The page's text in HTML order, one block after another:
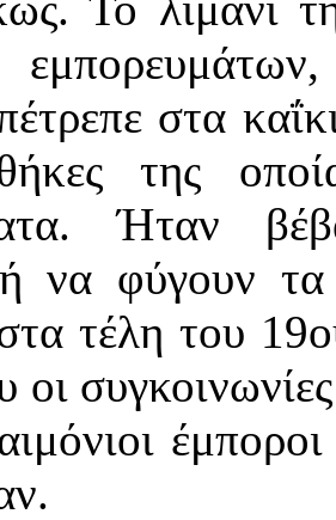
στα
της
Ήταν
να φύγουν τα
στα τέλη του
οι